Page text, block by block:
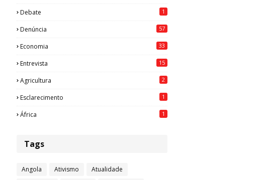
Debate 1
Denúncia 57
Economia 33
Entrevista 15
Agricultura 2
Esclarecimento 1
África 1
Tags
Angola Ativismo
Atualidade